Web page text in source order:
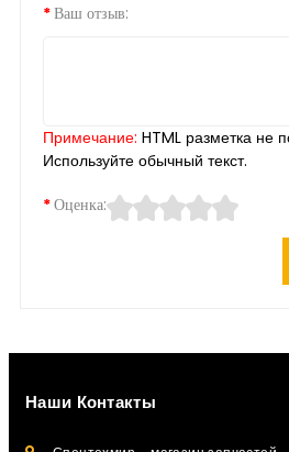
Ваш отзыв:
Примечание: HTML разметка не
Используйте обычный текст.
Оценка:
Наши Контакты